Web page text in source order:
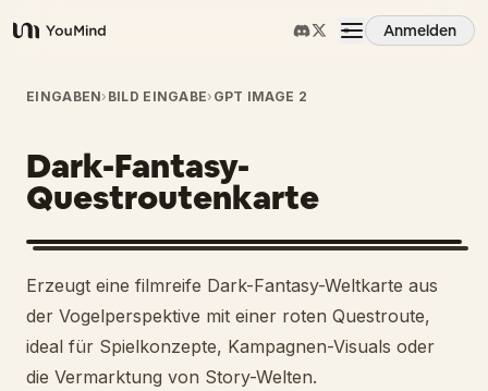
YouMind
Anmelden
Übersicht
Anwendungsfälle
Fähigkeiten
Prompts
Preise
EINGABEN› BILD EINGABE› GPT IMAGE 2
Dark-Fantasy-
Questroutenkarte
Erzeugt eine filmreife Dark-Fantasy-Weltkarte aus
der Vogelperspektive mit einer roten Questroute,
ideal für Spielkonzepte, Kampagnen-Visuals oder
die Vermarktung von Story-Welten.